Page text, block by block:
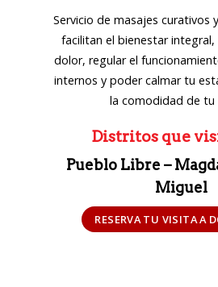
Servicio de masajes curativos
facilitan el bienestar integral,
dolor, regular el
internos y poder calmar tu
la comodidad de tu
Distritos que
Pueblo Libre –
Miguel
RESERVA TU VISITA A